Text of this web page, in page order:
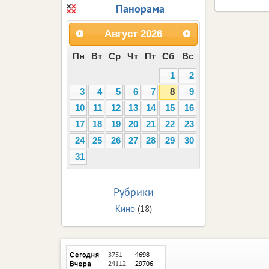
Панорама
Август 2026
Пн Вт Ср Чт Пт Сб
Вс
1
2
3
4 5 6 7 8
9
10
11 12 13 14 15
16
17
18 19 20 21 22
23
24
25 26 27 28 29
30
31
Рубрики
Кино(18)